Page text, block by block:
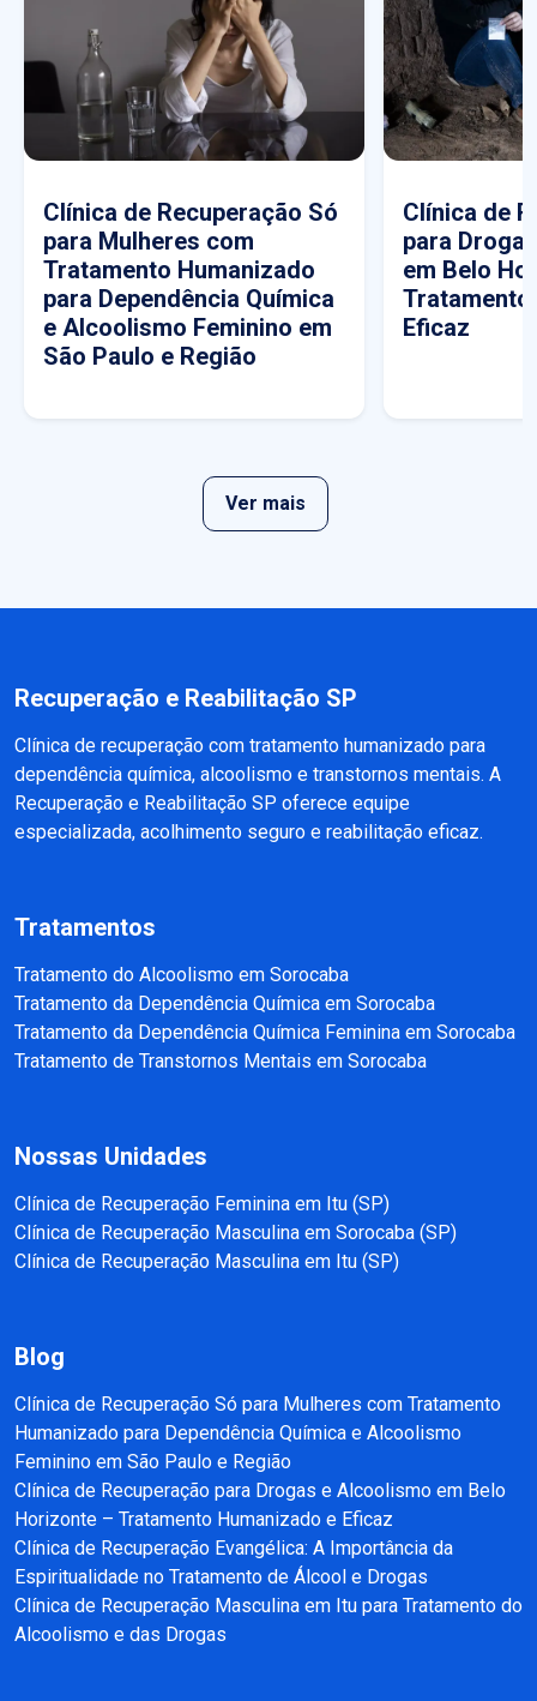
Clínica de Recuperação Só
para Mulheres com
Tratamento Humanizado
para Dependência Química
e Alcoolismo Feminino em
São Paulo e Região
Clínica de
para
em Belo
Tratamento
Eficaz
Ver mais
Recuperação e Reabilitação SP
Clínica de recuperação com tratamento humanizado para
dependência química, alcoolismo e transtornos mentais. A
Recuperação e Reabilitação SP oferece equipe
especializada, acolhimento seguro e reabilitação eficaz.
Tratamentos
Tratamento do Alcoolismo em Sorocaba
Tratamento da Dependência Química em Sorocaba
Tratamento da Dependência Química Feminina em Sorocaba
Tratamento de Transtornos Mentais em Sorocaba
Nossas Unidades
Clínica de Recuperação Feminina em Itu (SP)
Clínica de Recuperação Masculina em Sorocaba (SP)
Clínica de Recuperação Masculina em Itu (SP)
Blog
Clínica de Recuperação Só para Mulheres com Tratamento
Humanizado para Dependência Química e Alcoolismo
Feminino em São Paulo e Região
Clínica de Recuperação para Drogas e Alcoolismo em Belo
Horizonte – Tratamento Humanizado e Eficaz
Clínica de Recuperação Evangélica: A Importância da
Espiritualidade no Tratamento de Álcool e Drogas
Clínica de Recuperação Masculina em Itu para Tratamento do
Alcoolismo e das Drogas